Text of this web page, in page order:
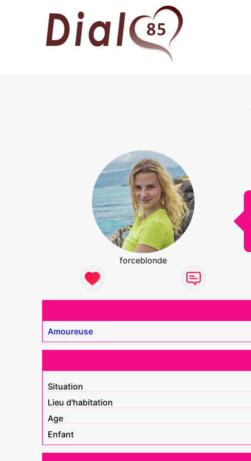
forceblonde
Amoureuse
Situation
Lieu d'habitation
Age
Enfant